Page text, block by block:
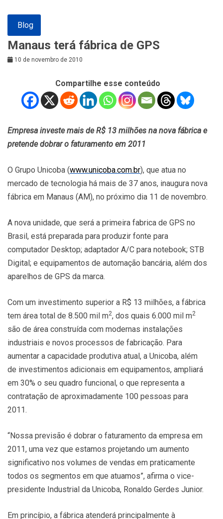
Blog
Manaus terá fábrica de GPS
10 de novembro de 2010
Compartilhe esse conteúdo
Empresa investe mais de R$ 13 milhões na nova fábrica e
pretende dobrar o faturamento em 2011
O Grupo Unicoba (www.unicoba.com.br), que atua no
mercado de tecnologia há mais de 37 anos, inaugura nova
fábrica em Manaus (AM), no próximo dia 11 de novembro.
A nova unidade, que será a primeira fabrica de GPS no
Brasil, está preparada para produzir fonte para
computador Desktop; adaptador A/C para notebook; STB
Digital; e equipamentos de automação bancária, além dos
aparelhos de GPS da marca.
Com um investimento superior a R$ 13 milhões, a fábrica
tem área total de 8.500 mil m2, dos quais 6.000 mil m2
são de área construída com modernas instalações
industriais e novos processos de fabricação. Para
aumentar a capacidade produtiva atual, a Unicoba, além
de investimentos adicionais em equipamentos, ampliará
em 30% o seu quadro funcional, o que representa a
contratação de aproximadamente 100 pessoas para
2011.
“Nossa previsão é dobrar o faturamento da empresa em
2011, uma vez que estamos projetando um aumento
significativo nos volumes de vendas em praticamente
todos os segmentos em que atuamos”, afirma o vice-
presidente Industrial da Unicoba, Ronaldo Gerdes Junior.
Em princípio, a fábrica atenderá principalmente à